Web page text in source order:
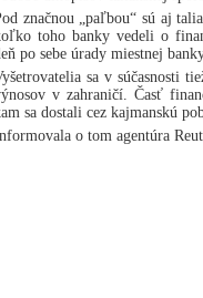
značnou „paľbou“ sú aj
toho banky vedeli o
po sebe úrady miestnej
sa v súčasnosti
v zahraničí. Časť
sa dostali cez kajmanskú
o tom agentúra